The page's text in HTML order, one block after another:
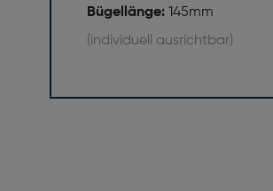
Bügellänge: 145mm
(individuell ausrichtbar)